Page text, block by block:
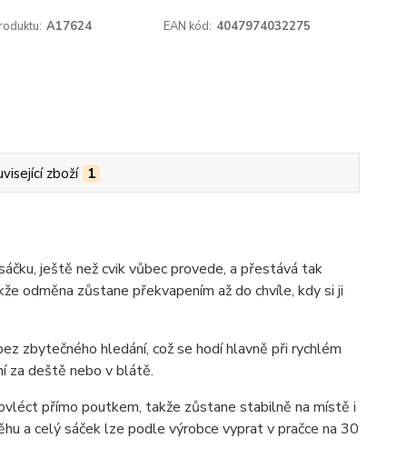
A17624 EAN kód: 4047974032275
zboží 1
ještě než cvik vůbec provede, a přestává tak
odměna zůstane překvapením až do chvíle, kdy si ji
zbytečného hledání, což se hodí hlavně při rychlém
za deště nebo v blátě.
přímo poutkem, takže zůstane stabilně na místě i
a celý sáček lze podle výrobce vyprat v pračce na 30